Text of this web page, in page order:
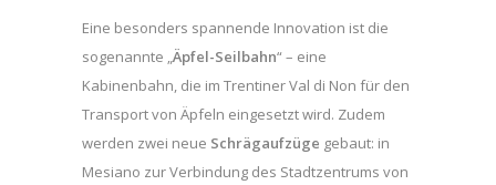
Eine besonders spannende Innovation ist die
sogenannte „Äpfel-Seilbahn“ – eine
Kabinenbahn, die im Trentiner Val di Non für den
Transport von Äpfeln eingesetzt wird. Zudem
werden zwei neue Schrägaufzüge gebaut: in
Mesiano zur Verbindung des Stadtzentrums von